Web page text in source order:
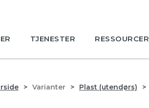
TJENESTER RESSOURCER
Varianter Plast (utendørs)